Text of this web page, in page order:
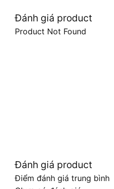
Đánh giá product
Product Not Found
Đánh giá product
Điểm đánh giá trung bình